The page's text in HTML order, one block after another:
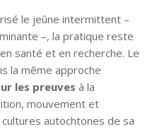
le jeûne intermittent –
–, la pratique reste
santé et en recherche. Le
la même approche
les preuves à la
mouvement et
autochtones de sa